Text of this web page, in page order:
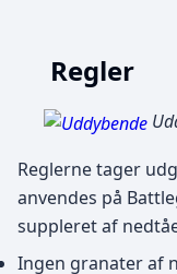
Regler
Reglerne tager
anvendes på
suppleret af
Ingen granater af